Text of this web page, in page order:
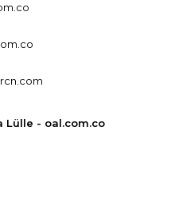
Lülle - oal.com.co